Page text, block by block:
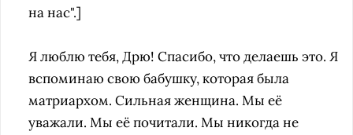
на нас".]
Я люблю тебя, Дрю! Спасибо, что делаешь это. Я
вспоминаю свою бабушку, которая была
матриархом. Сильная женщина. Мы её
уважали. Мы её почитали. Мы никогда не